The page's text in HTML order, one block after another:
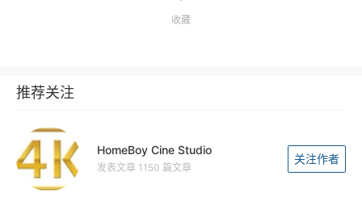
收藏
推荐关注
HomeBoy Cine Studio
发表文章 1150 篇文章
关注作者